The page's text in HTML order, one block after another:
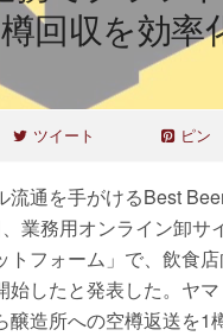
樽回収を効率
ツイート ピン
流通を手がけるBest
業務用オンライン卸サ
トフォーム」で、飲食
始したと発表した。ヤ
醸造所への空樽返送を1